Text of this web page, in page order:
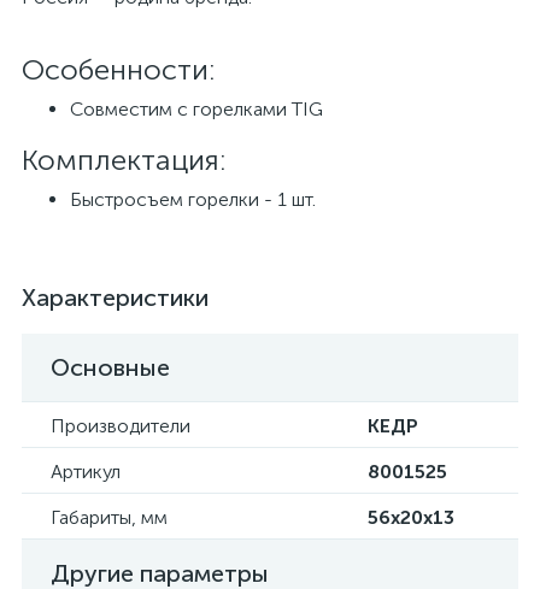
Особенности:
Совместим с горелками TIG
Комплектация:
Быстросъем горелки - 1 шт.
Характеристики
Основные
Производители
КЕДР
Артикул
8001525
Габариты, мм
56х20х13
Другие параметры